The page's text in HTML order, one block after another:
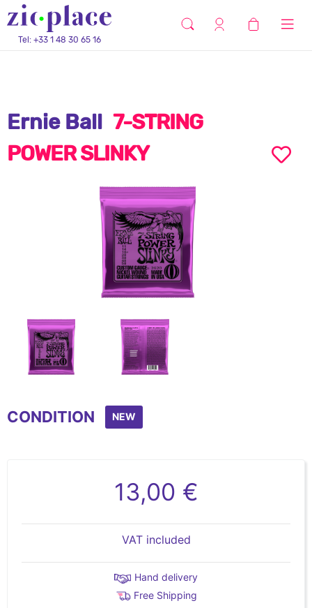
Tel: +33 1 48 30 65 16
Ernie Ball 7-STRING
POWER SLINKY
of
CONDITION NEW
13,00 €
VAT included
Hand delivery
Free Shipping